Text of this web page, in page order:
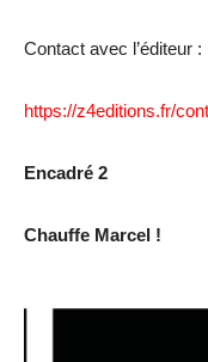
Contact avec l’éditeur :
https://z4editions.fr/
Encadré 2
Chauffe Marcel !